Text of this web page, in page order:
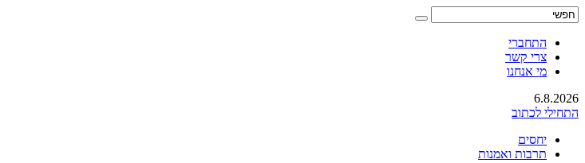
התחברי
צרי קשר
מי אנחנו
6.8.2026
התחילי לכתוב
יחסים
תרבות ואמנות